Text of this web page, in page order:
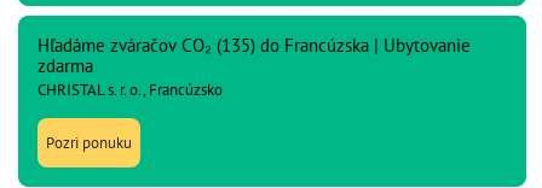
Hľadáme zváračov CO₂ (135) do Francúzska | Ubytovanie
zdarma
CHRISTAL s. r. o., Francúzsko
Pozri ponuku